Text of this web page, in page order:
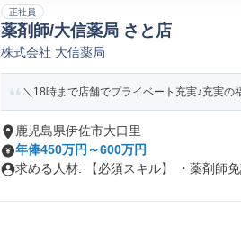
正社員
薬剤師/大信薬局 さと店
株式会社 大信薬局
＼18時まで店舗でプライベート充実♪充実の
鹿児島県伊佐市大口里
年俸450万円～600万円
求める人材: 【必須スキル】 ・薬剤師